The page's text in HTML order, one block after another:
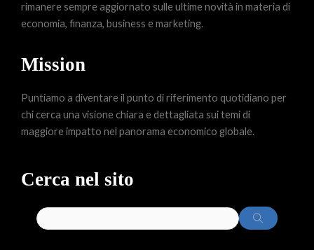
rimanere sempre aggiornato sulle ultime novità in materia di
economia, finanza, business e marketing.
Mission
Puntiamo a diventare il punto di riferimento quotidiano per
chi cerca una visione chiara e dettagliata sui temi di
maggiore impatto nel panorama economico globale.
Cerca nel sito